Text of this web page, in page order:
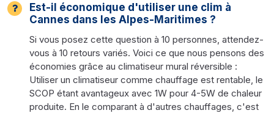
Est-il économique d'utiliser une clim à
Cannes dans les Alpes-Maritimes ?
Si vous posez cette question à 10 personnes, attendez-
vous à 10 retours variés. Voici ce que nous pensons des
économies grâce au climatiseur mural réversible :
Utiliser un climatiseur comme chauffage est rentable, le
SCOP étant avantageux avec 1W pour 4-5W de chaleur
produite. En le comparant à d'autres chauffages, c'est